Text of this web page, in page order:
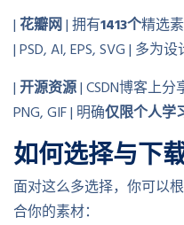
|花瓣网| 拥有1413个精选
| PSD, AI, EPS, SVG | 多为
|开源资源| CSDN博客上
PNG, GIF | 明确仅限个人学
如何选择与下
面对这么多选择，你可以
合你的素材：